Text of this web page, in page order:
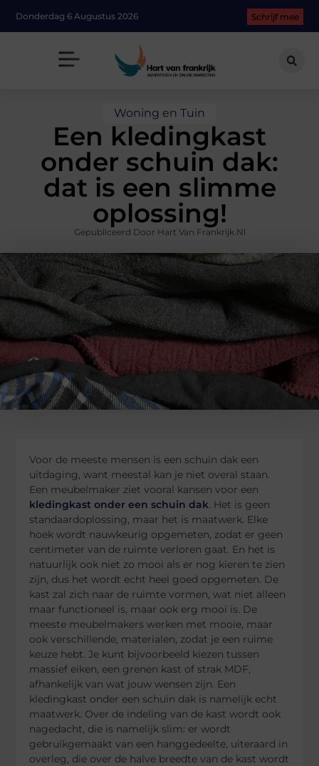
Donderdag 6 Augustus 2026 Schrijf mee
Woning en Tuin
Een kledingkast
onder schuin dak:
dat is een slimme
oplossing!
Gepubliceerd Door Hart Van Frankrijk.nl
Voor de meeste mensen is een schuin dak een
uitdaging, want meestal kan je niet overal staan.
Een meubelmaker ziet vooral kansen voor een
kledingkast onder een schuin dak. Het is geen
standaardoplossing, maar het is maatwerk. Elke
hoek wordt nauwkeurig opgemeten, zodat er geen
centimeter van de ruimte verloren gaat. En het is
natuurlijk ook niet zo mooi als er nog kieren te zien
zijn, dus het wordt echt heel goed opgemeten. De
kast zal zich naar de ruimte vormen, wat niet alleen
maar functioneel is, maar ook erg mooi is. De
meeste meubelmakers werken met mooie, maar
ook verschillende, materialen, zodat je een ruime
keuze hebt. Je kunt bijvoorbeeld kiezen tussen
massief eiken, een grenen kast of strak MDF,
afhankelijk van wat jouw wensen zijn. Een
kledingkast onder een schuin dak is namelijk echt
maatwerk. Over de indeling van de kast wordt ook
nagedacht, die is namelijk slim: er wordt
gebruikgemaakt van een hanggedeelte, uiteraard in
overleg, die over de halve breedte van de kast wordt